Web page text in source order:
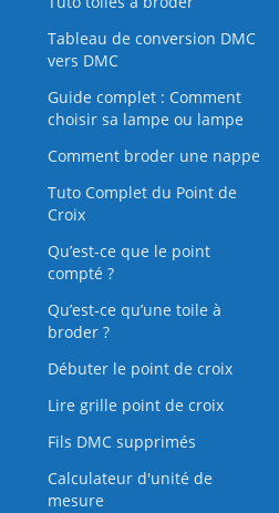
Tableau de conversion DMC
vers DMC
Guide complet : Comment
choisir sa lampe ou lampe
Comment broder une nappe
Tuto Complet du Point de
Croix
Qu’est-ce que le point
compté ?
Qu’est‑ce qu’une toile à
broder ?
Débuter le point de croix
Lire grille point de croix
Fils DMC supprimés
Calculateur d'unité de
mesure